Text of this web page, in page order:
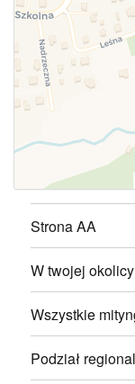
Strona AA
W twojej okolicy
Wszystkie
Podział